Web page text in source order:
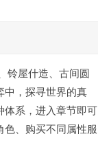
铃屋什造、古间圆
中，探寻世界的真
体系，进入章节即可
色、购买不同属性服